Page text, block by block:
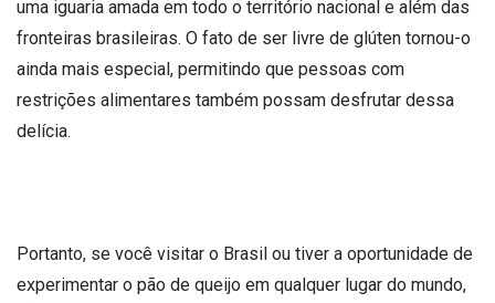
uma iguaria amada em todo o território nacional e além das
fronteiras brasileiras. O fato de ser livre de glúten tornou-o
ainda mais especial, permitindo que pessoas com
restrições alimentares também possam desfrutar dessa
delícia.
Portanto, se você visitar o Brasil ou tiver a oportunidade de
experimentar o pão de queijo em qualquer lugar do mundo,